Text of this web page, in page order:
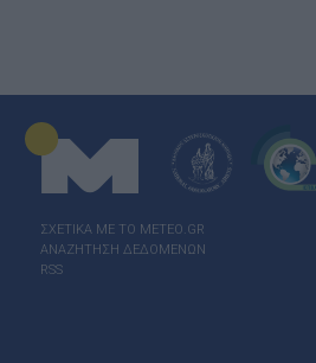
ΣΧΕΤΙΚΑ ΜΕ ΤΟ ΜΕΤΕΟ.GR
ΑΝΑΖΗΤΗΣΗ ΔΕΔΟΜΕΝΩΝ
RSS